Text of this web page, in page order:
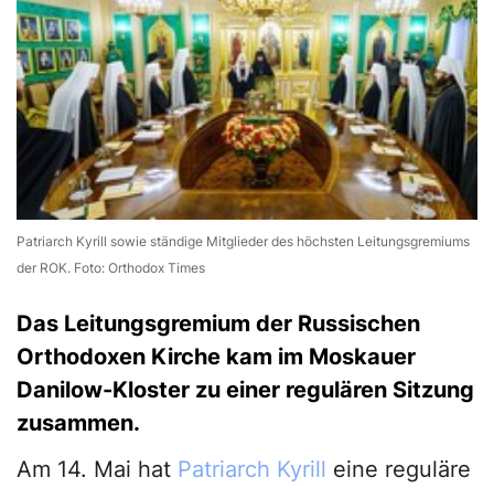
Patriarch Kyrill sowie ständige Mitglieder des höchsten Leitungsgremiums
der ROK. Foto: Orthodox Times
Das Leitungsgremium der Russischen
Orthodoxen Kirche kam im Moskauer
Danilow-Kloster zu einer regulären Sitzung
zusammen.
Am 14. Mai hat Patriarch Kyrill eine reguläre